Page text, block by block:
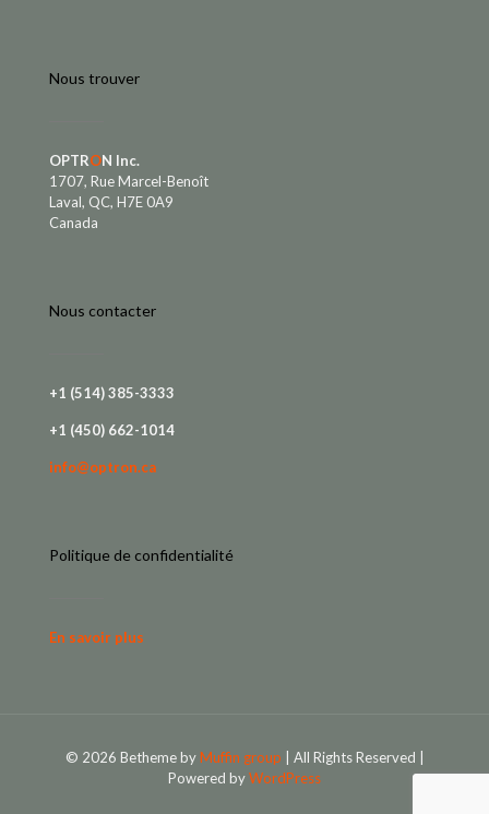
Nous trouver
OPTRON Inc.
1707, Rue Marcel-Benoît
Laval, QC, H7E 0A9
Canada
Nous contacter
+1 (514) 385-3333
+1 (450) 662-1014
info@optron.ca
Politique de confidentialité
En savoir plus
© 2026 Betheme byMuffin group | All Rights Reserved |
Powered byWordPress